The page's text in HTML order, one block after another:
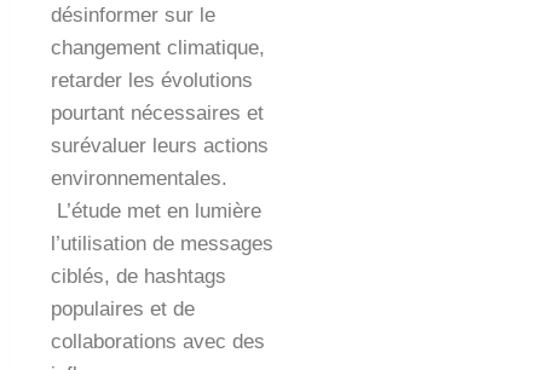
désinformer sur le
changement climatique,
retarder les évolutions
pourtant nécessaires et
surévaluer leurs actions
environnementales.
L’étude met en lumière
l’utilisation de messages
ciblés, de hashtags
populaires et de
collaborations avec des